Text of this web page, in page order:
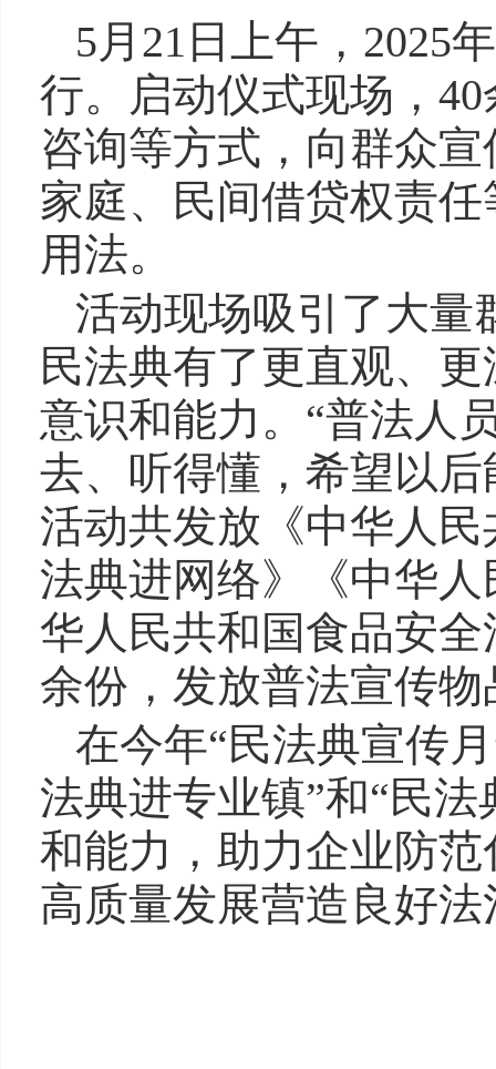
5月21日上午，2025
行。启动仪式现场，
咨询等方式，向群众
家庭、民间借贷权责
用法。
活动现场吸引了大量
民法典有了更直观、
意识和能力。“普法人
去、听得懂，希望以
活动共发放《中华人
法典进网络》《中华
华人民共和国食品安
余份，发放普法宣传物
在今年“民法典宣传
法典进专业镇”和“民
和能力，助力企业防
高质量发展营造良好